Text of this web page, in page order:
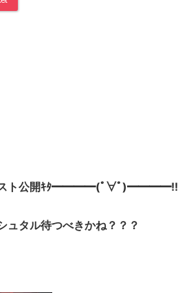
ラスト公開ｷﾀ━━━━(ﾟ∀ﾟ)━━━━!!
ュタル待つべきかね？？？